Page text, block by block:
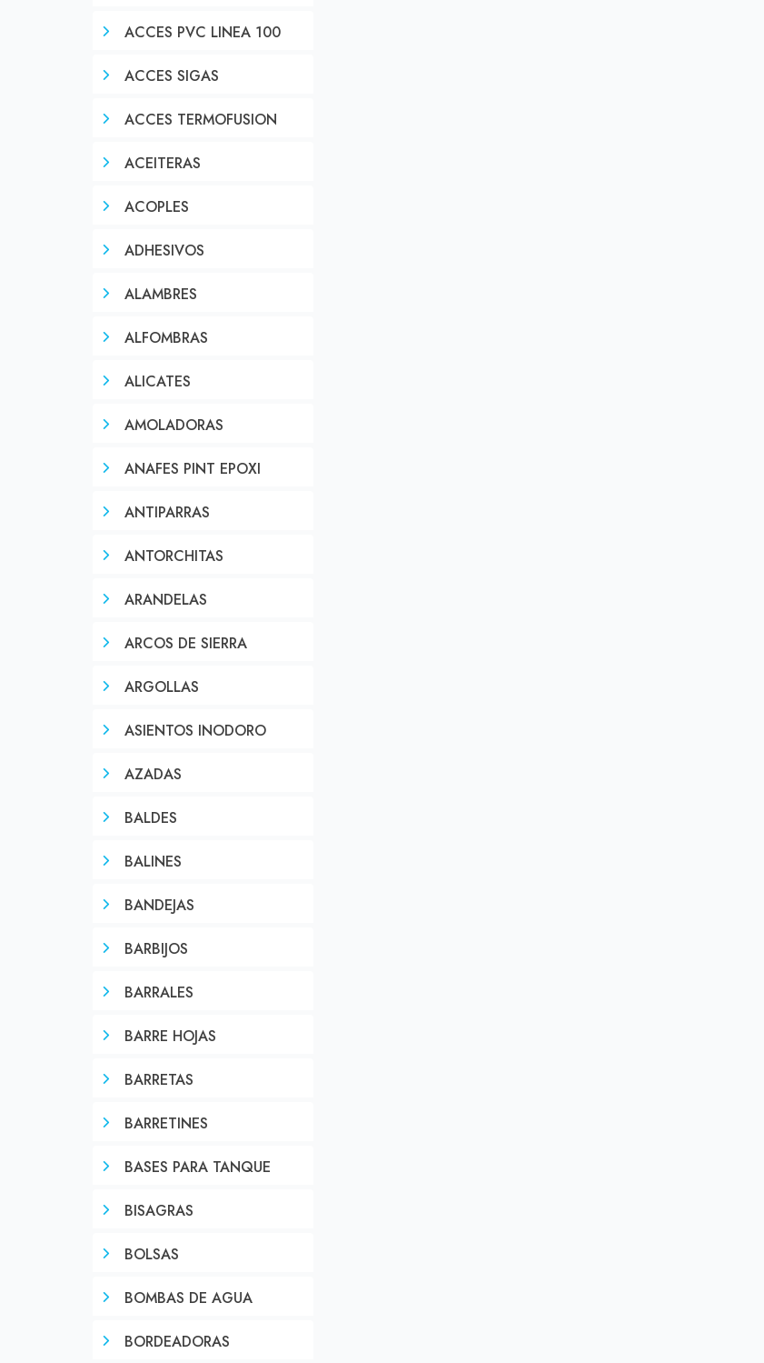
ACCES PVC LINEA 100
ACCES SIGAS
ACCES TERMOFUSION
ACEITERAS
ACOPLES
ADHESIVOS
ALAMBRES
ALFOMBRAS
ALICATES
AMOLADORAS
ANAFES PINT EPOXI
ANTIPARRAS
ANTORCHITAS
ARANDELAS
ARCOS DE SIERRA
ARGOLLAS
ASIENTOS INODORO
AZADAS
BALDES
BALINES
BANDEJAS
BARBIJOS
BARRALES
BARRE HOJAS
BARRETAS
BARRETINES
BASES PARA TANQUE
BISAGRAS
BOLSAS
BOMBAS DE AGUA
BORDEADORAS